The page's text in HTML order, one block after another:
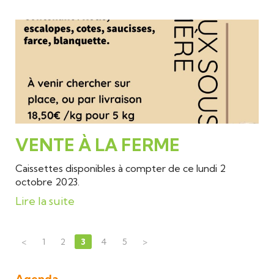
VENTE À LA FERME
Caissettes disponibles à compter de ce lundi 2
octobre 2023.
Lire la suite
< 1 2 3 4 5 >